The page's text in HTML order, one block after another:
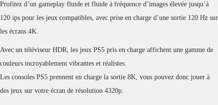
Profitez d’un gameplay fluide et fluide à fréquence d’images élevée jusqu’à
120 ips pour les jeux compatibles, avec prise en charge d’une sortie 120 Hz sur
les écrans 4K.
Avec un téléviseur HDR, les jeux PS5 pris en charge affichent une gamme de
couleurs incroyablement vibrantes et réalistes.
Les consoles PS5 prennent en charge la sortie 8K, vous pouvez donc jouer à
des jeux sur votre écran de résolution 4320p.